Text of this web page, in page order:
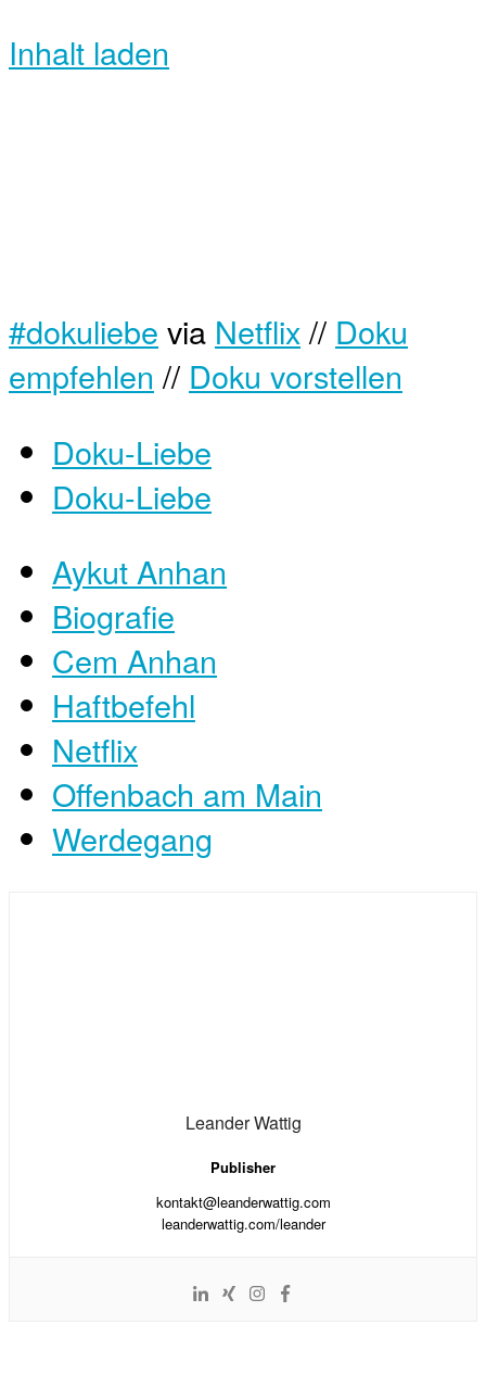
Inhalt laden
#dokuliebe via Netflix// Doku
empfehlen // Doku vorstellen
Doku-Liebe
Doku-Liebe
Aykut Anhan
Biografie
Cem Anhan
Haftbefehl
Netflix
Offenbach am Main
Werdegang
Leander Wattig
Publisher
kontakt@leanderwattig.com
leanderwattig.com/leander